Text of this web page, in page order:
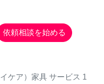
依頼相談を始める
ケア）家具 サービス 1